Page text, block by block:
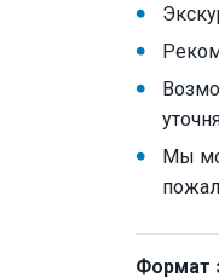
Мы
Формат